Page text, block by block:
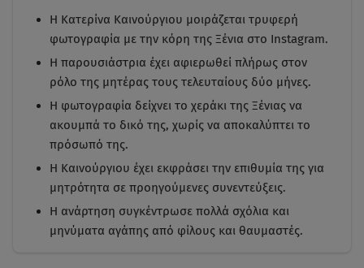
Η Κατερίνα Καινούργιου μοιράζεται τρυφερή
φωτογραφία με την κόρη της Ξένια στο Instagram.
Η παρουσιάστρια έχει αφιερωθεί πλήρως στον
ρόλο της μητέρας τους τελευταίους δύο μήνες.
Η φωτογραφία δείχνει το χεράκι της Ξένιας να
ακουμπά το δικό της, χωρίς να αποκαλύπτει το
πρόσωπό της.
Η Καινούργιου έχει εκφράσει την επιθυμία της για
μητρότητα σε προηγούμενες συνεντεύξεις.
Η ανάρτηση συγκέντρωσε πολλά σχόλια και
μηνύματα αγάπης από φίλους και θαυμαστές.